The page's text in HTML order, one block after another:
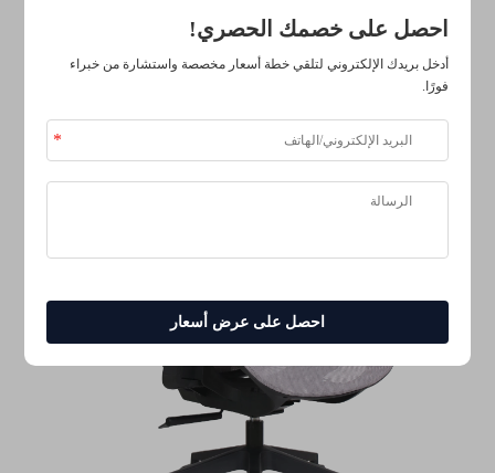
كرسي تنفيذي حديث من الجلد، ناعم ومريح، قابل للدوران، بظهر
احصل على خصمك الحصري!
أدخل بريدك الإلكتروني لتلقي خطة أسعار مخصصة واستشارة من خبراء
فورًا.
احصل على عرض أسعار